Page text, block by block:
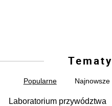
Tematy
Popularne Najnowsze
Laboratorium przywództwa